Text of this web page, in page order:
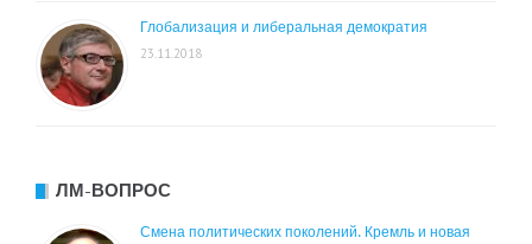
Глобализация и либеральная демократия
23.11.2018
ЛМ-ВОПРОС
Смена политических поколений. Кремль и новая